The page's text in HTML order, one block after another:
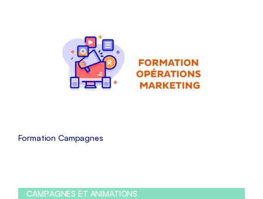
Formation Campagnes
CAMPAGNES ET ANIMATIONS